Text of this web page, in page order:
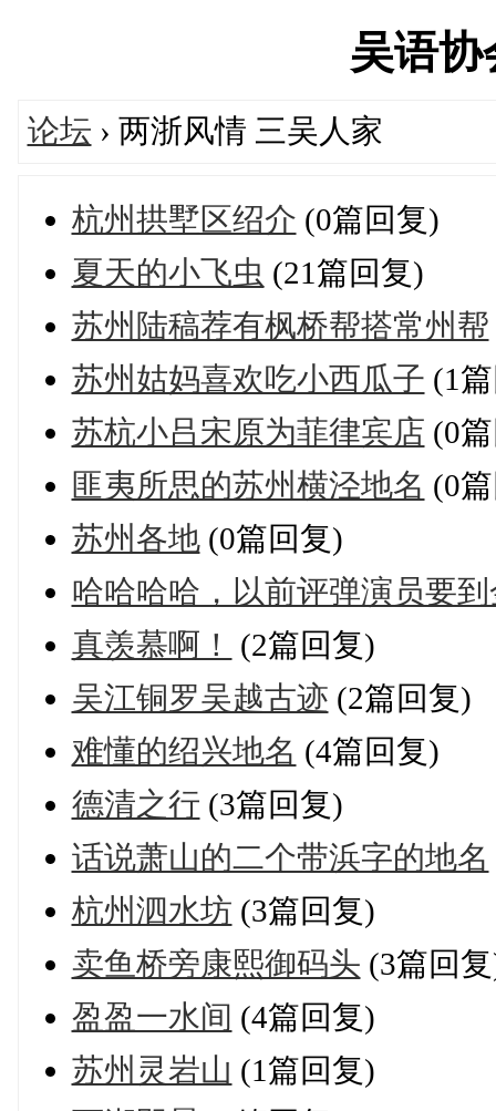
吴语
论坛 › 两浙风情 三吴人家
杭州拱墅区绍介 (0篇回复)
夏天的小飞虫 (21篇回复)
苏州陆稿荐有枫桥帮搭常州帮
苏州姑妈喜欢吃小西瓜子 (1
苏杭小吕宋原为菲律宾店 (0
匪夷所思的苏州横泾地名 (0
苏州各地(0篇回复)
哈哈哈哈，以前评弹演员要
真羡慕啊！
(2篇回复)
吴江铜罗吴越古迹 (2篇回复)
难懂的绍兴地名 (4篇回复)
德清之行 (3篇回复)
话说萧山的二个带浜字的地名
杭州泗水坊 (3篇回复)
卖鱼桥旁康熙御码头 (3篇回
盈盈一水间 (4篇回复)
苏州灵岩山 (1篇回复)